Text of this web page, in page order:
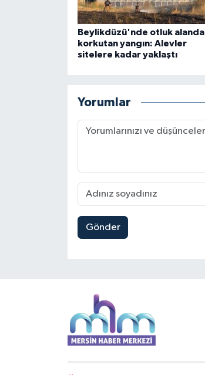
Beylikdüzü'nde otluk alanda
korkutan yangın: Alevler
sitelere kadar yaklaştı
Yorumlar
Gönder